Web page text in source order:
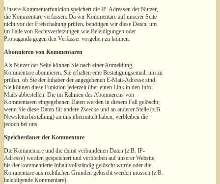
Unsere Kommentarfunktion speichert die IP-Adressen der Nutzer,
die Kommentare verfassen. Da wir Kommentare auf unserer Seite
nicht vor der Freischaltung prüfen, benötigen wir diese Daten, um
im Falle von Rechtsverletzungen wie Beleidigungen oder
Propaganda gegen den Verfasser vorgehen zu können.
Abonnieren von Kommentaren
Als Nutzer der Seite können Sie nach einer Anmeldung
Kommentare abonnieren. Sie erhalten eine Bestätigungsemail, um zu
prüfen, ob Sie der Inhaber der angegebenen E-Mail-Adresse sind.
Sie können diese Funktion jederzeit über einen Link in den Info-
Mails abbestellen. Die im Rahmen des Abonnierens von
Kommentaren eingegebenen Daten werden in diesem Fall gelöscht;
wenn Sie diese Daten für andere Zwecke und an anderer Stelle (z.B.
Newsletterbestellung) an uns übermittelt haben, verbleiben die
jedoch bei uns.
Speicherdauer der Kommentare
Die Kommentare und die damit verbundenen Daten (z.B. IP-
Adresse) werden gespeichert und verbleiben auf unserer Website,
bis der kommentierte Inhalt vollständig gelöscht wurde oder die
Kommentare aus rechtlichen Gründen gelöscht werden müssen (z.B.
beleidigende Kommentare).